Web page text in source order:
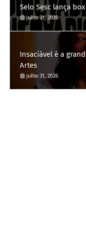
Selo Sesc lança
julho 31, 2026
Insaciável é a
Artes
julho 31, 2026